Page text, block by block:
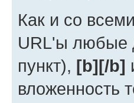
Как и со
URL'ы любые
пункт), [b][/b]
вложенность